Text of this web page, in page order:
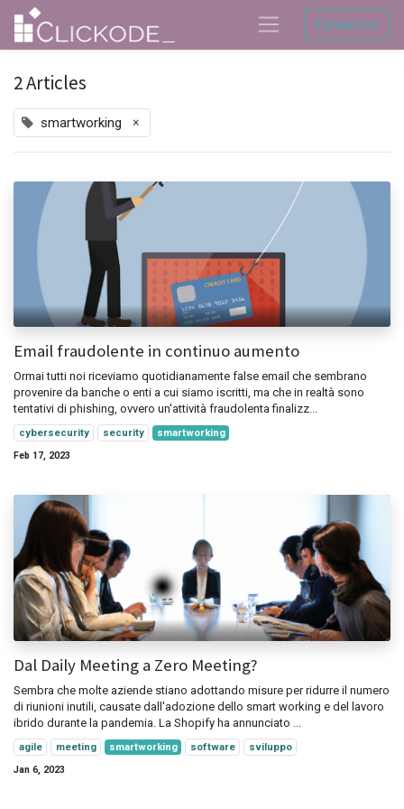
Contact us
2 Articles
smartworking ×
Email fraudolente in continuo aumento
Ormai tutti noi riceviamo quotidianamente false email che sembrano
provenire da banche o enti a cui siamo iscritti, ma che in realtà sono
tentativi di phishing, ovvero un'attività fraudolenta finalizz...
cybersecurity security
smartworking
Feb 17, 2023
Dal Daily Meeting a Zero Meeting?
Sembra che molte aziende stiano adottando misure per ridurre il numero
di riunioni inutili, causate dall'adozione dello smart working e del lavoro
ibrido durante la pandemia. La Shopify ha annunciato ...
agile meeting smartworking software
sviluppo
Jan 6, 2023